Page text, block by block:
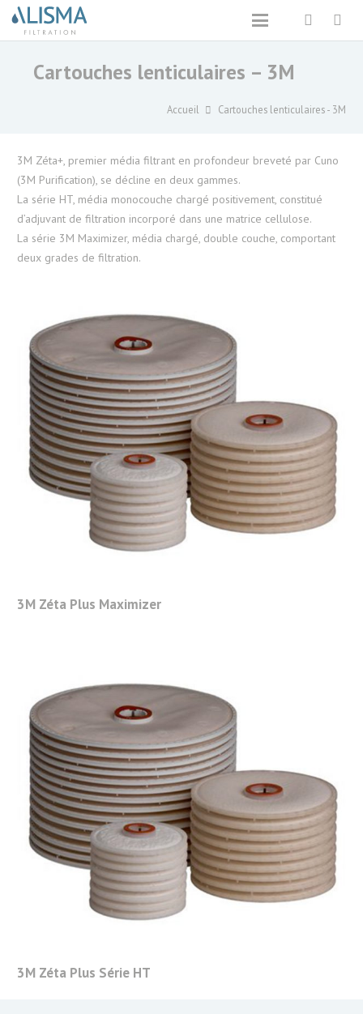
Cartouches lenticulaires – 3M
Accueil Cartouches lenticulaires - 3M
3M Zéta+, premier média filtrant en profondeur breveté par Cuno
(3M Purification), se décline en deux gammes.
La série HT, média monocouche chargé positivement, constitué
d’adjuvant de filtration incorporé dans une matrice cellulose.
La série 3M Maximizer, média chargé, double couche, comportant
deux grades de filtration.
3M Zéta Plus Maximizer
3M Zéta Plus Série HT